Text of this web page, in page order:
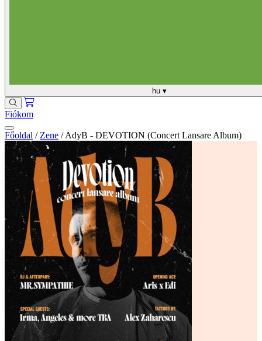
hu ▾
Fiókom
Főoldal / Zene / AdyB - DEVOTION (Concert Lansare Album)